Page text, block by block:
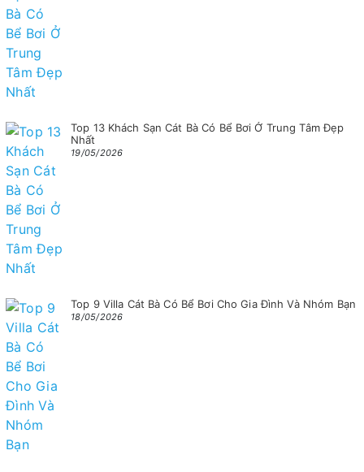
Top 13 Khách Sạn Cát Bà Có Bể Bơi Ở Trung Tâm Đẹp
Nhất
19/05/2026
Top 9 Villa Cát Bà Có Bể Bơi Cho Gia Đình Và Nhóm Bạn
18/05/2026